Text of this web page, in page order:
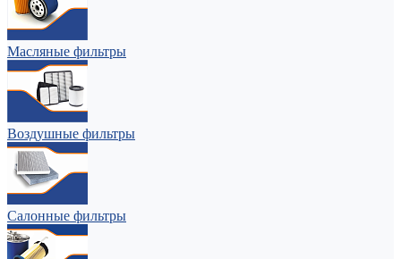
Масляные фильтры
Воздушные фильтры
Салонные фильтры